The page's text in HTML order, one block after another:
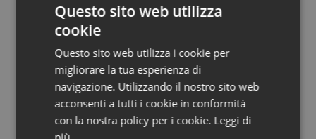
Liguria
Lombardia
Marche
Molise
Disturbi dell’umore
Dolore
Donna & Salute
Epatiti
AI e telemedicina nello studio
odontoiatrico: applicazioni concrete e
uso protetto
Questo sito web utilizza
cookie
Questo sito web utilizza i cookie per
migliorare la tua esperienza di
navigazione. Utilizzando il nostro sito web
acconsenti a tutti i cookie in conformità
con la nostra policy per i cookie. Leggi di